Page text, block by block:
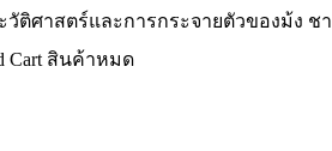
วัติศาสตร์และการกระจายตัวของม้ง ช
Cart สินค้าหมด